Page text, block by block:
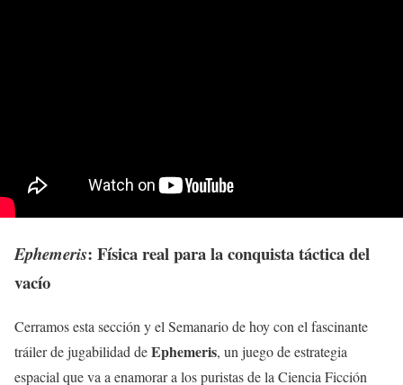
Ephemeris: Física real para la conquista táctica del
vacío
Cerramos esta sección y el Semanario de hoy con el fascinante
tráiler de jugabilidad deEphemeris, un juego de estrategia
espacial que va a enamorar a los puristas de la Ciencia Ficción